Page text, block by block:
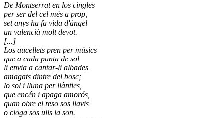
De Montserrat en los cingles
per ser del cel més a prop,
set anys ha fa vida d'àngel
un valencià molt devot.
[...]
Los aucellets pren per músics
que a cada punta de sol
li envia a cantar-li albades
amagats dintre del bosc;
lo sol i lluna per llànties,
que encén i apaga amorós,
quan obre el reso sos llavis
o cloga sos ulls la son.